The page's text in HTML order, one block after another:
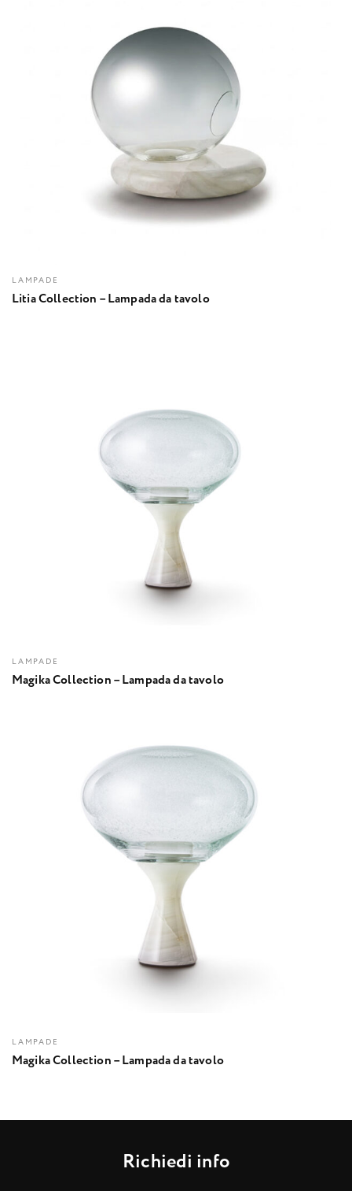
LAMPADE
Litia Collection – Lampada da tavolo
LAMPADE
Magika Collection – Lampada da tavolo
LAMPADE
Magika Collection – Lampada da tavolo
Richiedi info